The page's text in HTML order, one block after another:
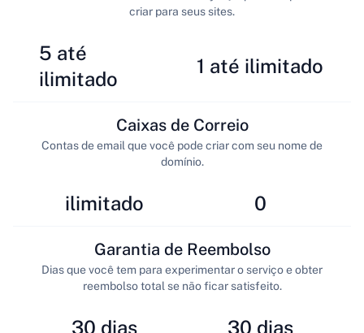
5 até
ilimitado
criar para seus sites.
1 até ilimitado
ilimitado
Caixas de Correio
Contas de email que você pode criar com seu nome de
domínio.
0
30 dias
Garantia de Reembolso
Dias que você tem para experimentar o serviço e obter
reembolso total se não ficar satisfeito.
30 dias